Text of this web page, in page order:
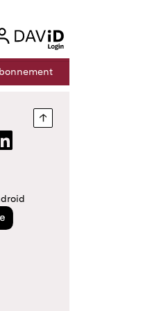
login
nnement
Nach oben springen
Store